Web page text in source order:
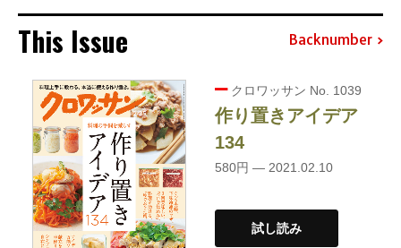
This Issue Backnumber
クロワッサン No. 1039
作り置きアイデア
134
580円 — 2021.02.10
試し読み